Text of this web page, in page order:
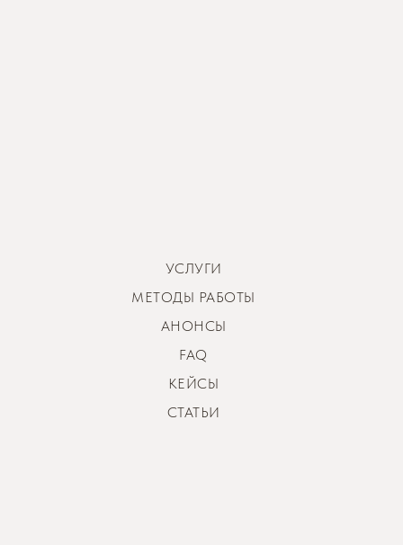
СТАТЬИ
АНОНСЫ
FAQ
МЕТОДЫ РАБОТЫ
УСЛУГИ
КЕЙСЫ